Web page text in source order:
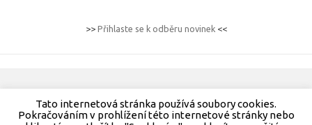
>> Přihlaste se k odběru novinek<<
Ochrana osobních údajů| Cookies
Tato internetová stránka používá soubory cookies.
Pokračováním v prohlížení této internetové stránky nebo